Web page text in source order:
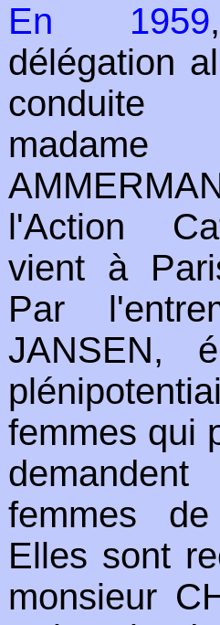
En 1959
délégation
madame
l'Action
vient à
Par
JANSEN,
femmes qui
femmes
Elles sont
monsieur